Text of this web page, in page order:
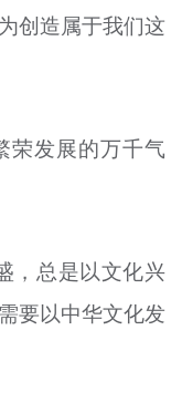
创造属于我们这
荣发展的万千气
，总是以文化兴
要以中华文化发